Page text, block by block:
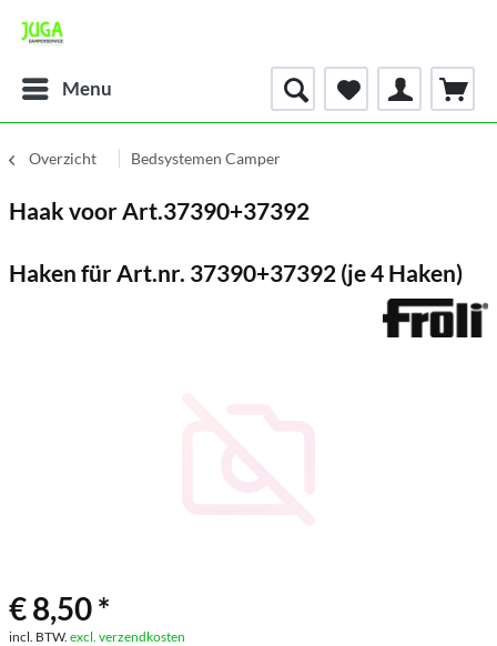
Menu
Overzicht Bedsystemen Camper
Haak voor Art.37390+37392
Haken für Art.nr. 37390+37392 (je 4 Haken)
€ 8,50 *
incl. BTW. excl. verzendkosten